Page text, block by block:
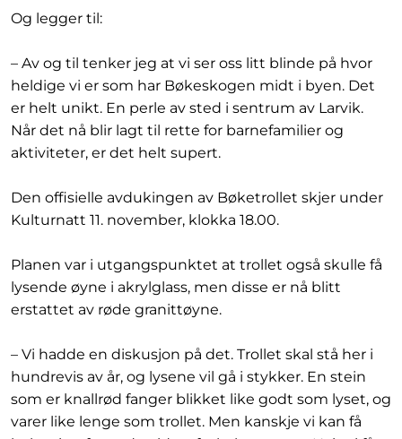
Og legger til:
– Av og til tenker jeg at vi ser oss litt blinde på hvor
heldige vi er som har Bøkeskogen midt i byen. Det
er helt unikt. En perle av sted i sentrum av Larvik.
Når det nå blir lagt til rette for barnefamilier og
aktiviteter, er det helt supert.
Den offisielle avdukingen av Bøketrollet skjer under
Kulturnatt 11. november, klokka 18.00.
Planen var i utgangspunktet at trollet også skulle få
lysende øyne i akrylglass, men disse er nå blitt
erstattet av røde granittøyne.
– Vi hadde en diskusjon på det. Trollet skal stå her i
hundrevis av år, og lysene vil gå i stykker. En stein
som er knallrød fanger blikket like godt som lyset, og
varer like lenge som trollet. Men kanskje vi kan få